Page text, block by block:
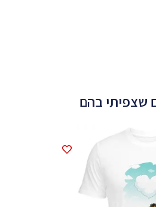
שצפיתי בהם